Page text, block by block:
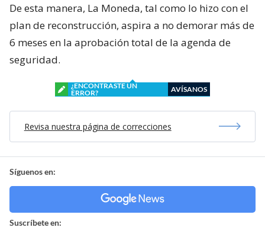
De esta manera, La Moneda, tal como lo hizo con el
plan de reconstrucción, aspira a no demorar más de
6 meses en la aprobación total de la agenda de
seguridad.
¿ENCONTRASTE UN
ERROR?
AVÍSANOS
Revisa nuestra página de correcciones
Síguenos en:
Suscríbete en: